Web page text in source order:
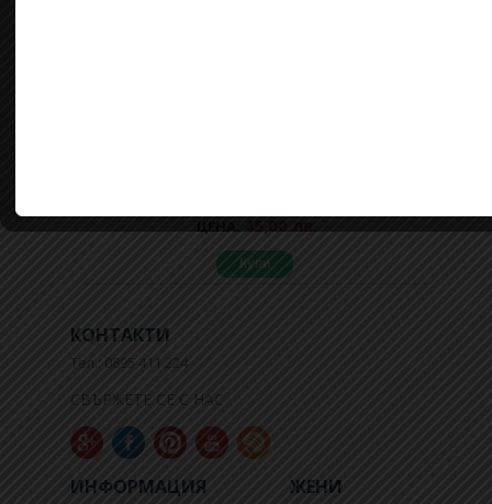
Купи
КОНТАКТИ
Тел.: 0895 411 224
СВЪРЖЕТЕ СЕ С НАС
ИНФОРМАЦИЯ ЖЕНИ